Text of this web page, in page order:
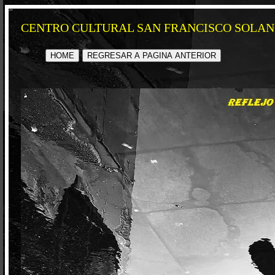
CENTRO CULTURAL SAN FRANCISCO
HOME REGRESAR A PAGINA ANTERIOR